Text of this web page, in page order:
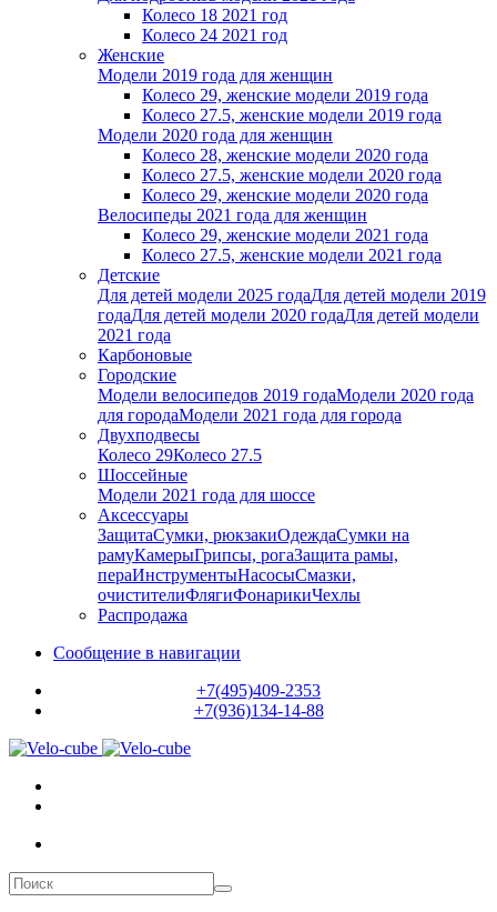
Колесо 18 2021 год
Колесо 24 2021 год
Женскиe
Модели 2019 года для женщин
Колесо 29, женские модели 2019 года
Колесо 27.5, женские модели 2019 года
Модели 2020 года для женщин
Колесо 28, женские модели 2020 года
Колесо 27.5, женские модели 2020 года
Колесо 29, женские модели 2020 года
Велосипеды 2021 года для женщин
Колесо 29, женские модели 2021 года
Колесо 27.5, женские модели 2021 года
Детские
Для детей модели 2025 годаДля детей модели 2019
годаДля детей модели 2020 годаДля детей модели
2021 года
Карбоновые
Городские
Модели велосипедов 2019 годаМодели 2020 года
для городаМодели 2021 года для города
Двухподвесы
Колесо 29Колесо 27.5
Шоссейные
Модели 2021 года для шоссе
Аксессуары
ЗащитаСумки, рюкзакиОдеждаСумки на
рамуКамерыГрипсы, рогаЗащита рамы,
пераИнструментыНасосыСмазки,
очистителиФлягиФонарикиЧехлы
Распродажа
Сообщение в навигации
+7(495)409-2353
+7(936)134-14-88